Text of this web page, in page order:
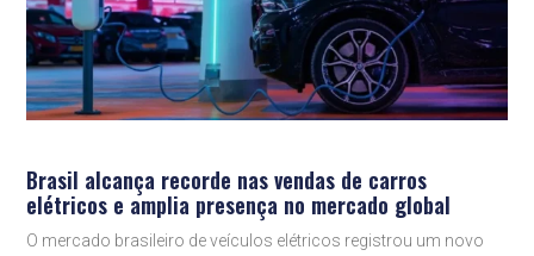
Brasil alcança recorde nas vendas de carros
elétricos e amplia presença no mercado global
O mercado brasileiro de veículos elétricos registrou um novo